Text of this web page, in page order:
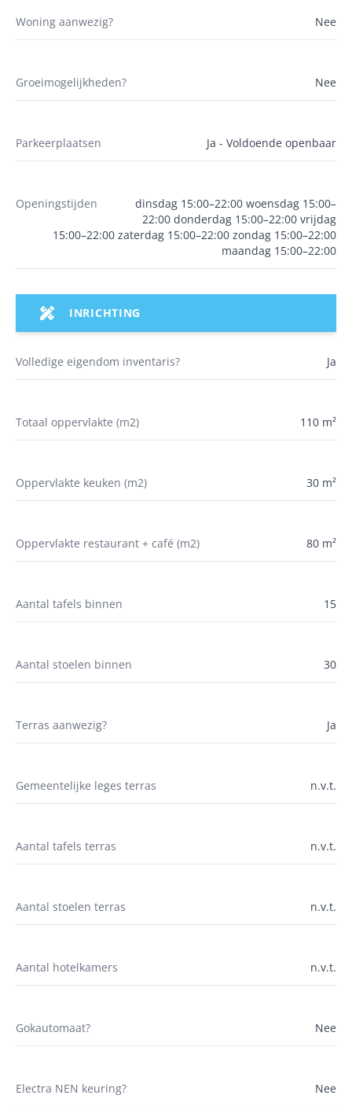
Woning aanwezig? Nee
Groeimogelijkheden? Nee
Parkeerplaatsen Ja - Voldoende openbaar
Openingstijden
dinsdag 15:00–22:00 woensdag 15:00–
22:00 donderdag 15:00–22:00 vrijdag
15:00–22:00 zaterdag 15:00–22:00 zondag 15:00–22:00
maandag 15:00–22:00
INRICHTING
Volledige eigendom inventaris? Ja
Totaal oppervlakte (m2) 110 m²
Oppervlakte keuken (m2) 30 m²
Oppervlakte restaurant + café (m2) 80 m²
Aantal tafels binnen 15
Aantal stoelen binnen 30
Terras aanwezig? Ja
Gemeentelijke leges terras n.v.t.
Aantal tafels terras n.v.t.
Aantal stoelen terras n.v.t.
Aantal hotelkamers n.v.t.
Gokautomaat? Nee
Electra NEN keuring? Nee